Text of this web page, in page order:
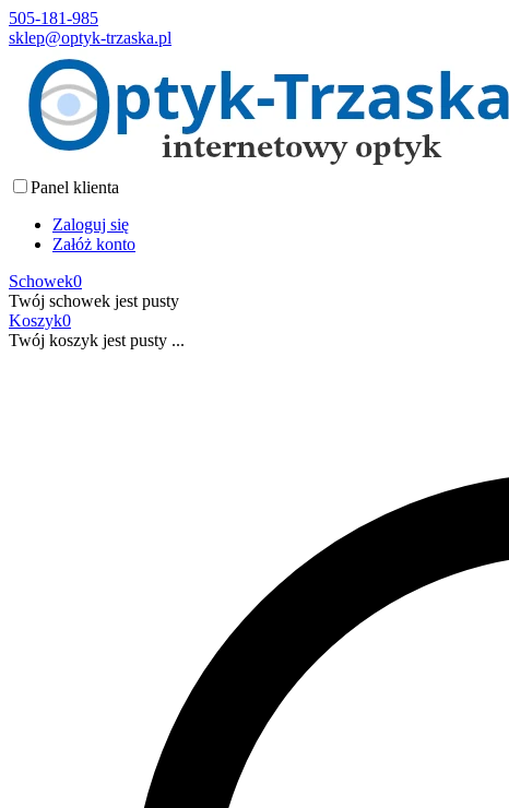
505-181-985
sklep@optyk-trzaska.pl
Panel klienta
Zaloguj się
Załóż konto
Schowek0
Twój schowek jest pusty
Koszyk0
Twój koszyk jest pusty ...